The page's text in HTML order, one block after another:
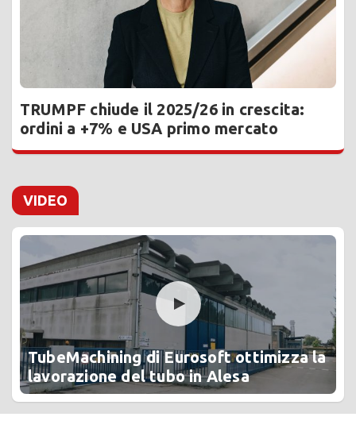
TRUMPF chiude il 2025/26 in crescita:
ordini a +7% e USA primo mercato
VIDEO
TubeMachining di Eurosoft ottimizza la
lavorazione del tubo in Alesa